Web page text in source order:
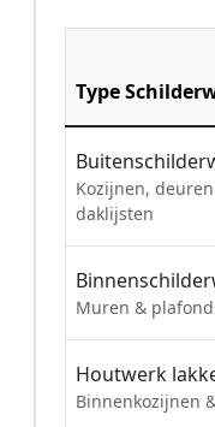
Type
Kozijnen,
daklijsten
Muren &
Houtwerk
Binnenkozijnen